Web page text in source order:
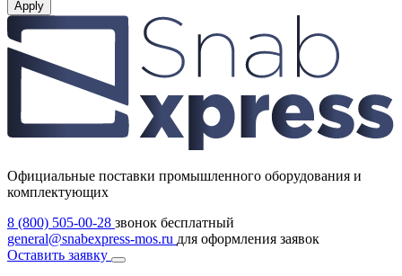
Apply
Официальные поставки промышленного оборудования и
комплектующих
8 (800) 505-00-28 звонок бесплатный
general@snabexpress-mos.ru для оформления заявок
Оставить заявку